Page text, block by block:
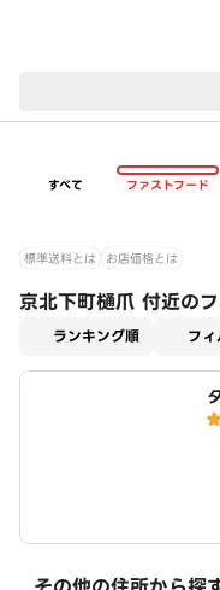
すべて ファストフード
標準送料とは お店価格とは
京北下町樋爪 付近の
ランキング順 フ